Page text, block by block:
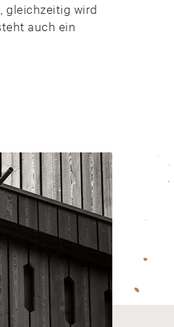
gleichzeitig wird
auch ein